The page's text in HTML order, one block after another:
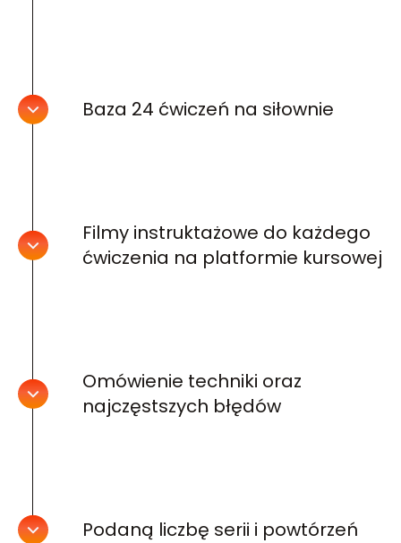
Baza 24 ćwiczeń na siłownie
Filmy instruktażowe do każdego
ćwiczenia na platformie kursowej
Omówienie techniki oraz
najczęstszych błędów
Podaną liczbę serii i powtórzeń